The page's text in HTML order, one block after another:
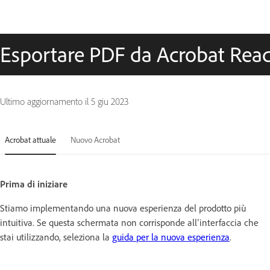
Esportare PDF da Acrobat
Ultimo aggiornamento il 5 giu 2023
Acrobat attuale Nuovo Acrobat
Prima di iniziare
Stiamo implementando una nuova esperienza del prodotto più
intuitiva. Se questa schermata non corrisponde all’interfaccia che
stai utilizzando, seleziona la guida per la nuova esperienza.